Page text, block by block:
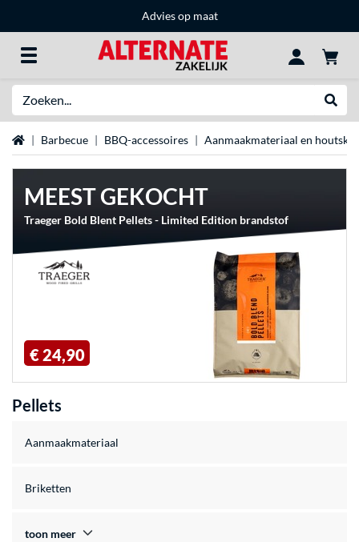
Advies op maat
Home Barbecue BBQ-accessoires Aanmaakmateriaal en
MEEST GEKOCHT
Traeger Bold Blent Pellets - Limited Edition brandstof
€ 24,90
Pellets
Aanmaakmateriaal
Briketten
toon meer